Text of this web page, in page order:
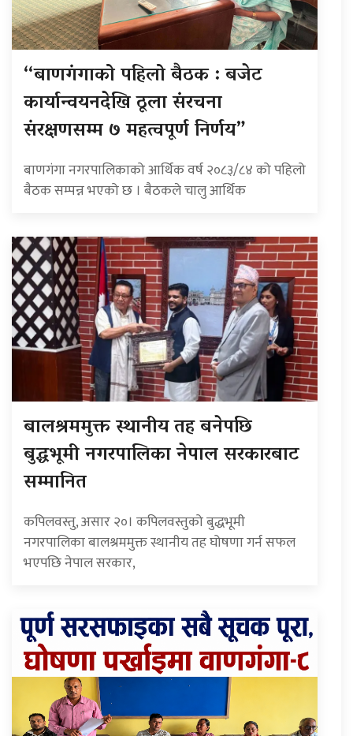
“बाणगंगाको पहिलो बैठक : बजेट
कार्यान्वयनदेखि ठूला संरचना
संरक्षणसम्म ७ महत्वपूर्ण निर्णय”
बाणगंगा नगरपालिकाको आर्थिक वर्ष २०८३/८४ को पहिलो
बैठक सम्पन्न भएको छ । बैठकले चालु आर्थिक
बालश्रममुक्त स्थानीय तह बनेपछि
बुद्धभूमी नगरपालिका नेपाल सरकारबाट
सम्मानित
कपिलवस्तु, असार २०। कपिलवस्तुको बुद्धभूमी
नगरपालिका बालश्रममुक्त स्थानीय तह घोषणा गर्न सफल
भएपछि नेपाल सरकार,